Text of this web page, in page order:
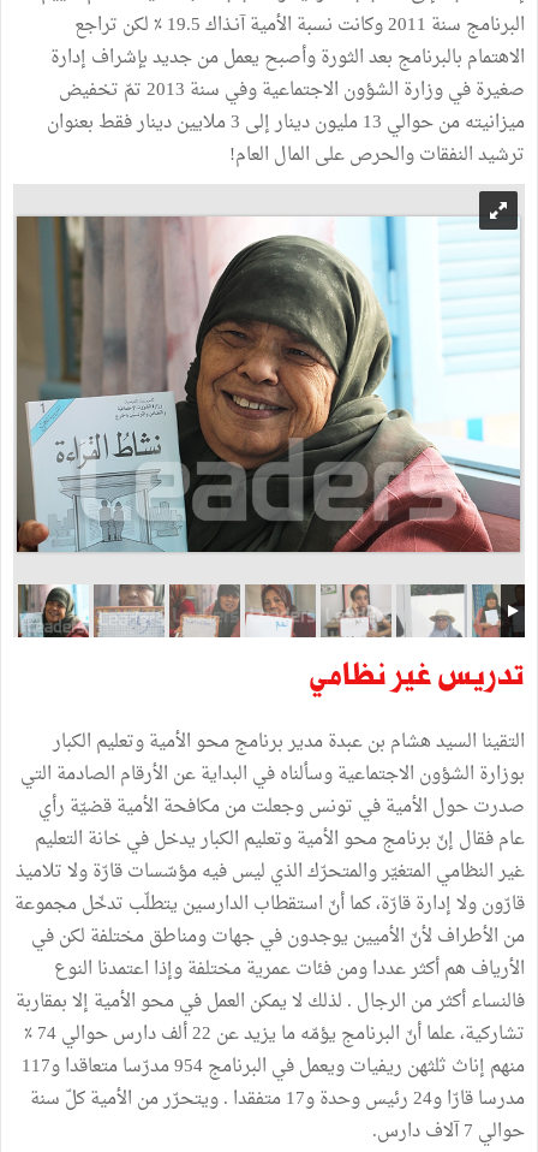
البرنامج سنة 2011 وكانت نسبة الأمية آنـذاك 19.5 ٪ لكن تراجع
الاهتمام بالبرنامج بعد الثورة وأصبح يعمل من جديد بإشراف إدارة
صغيرة في وزارة الشؤون الاجتماعية وفي سنة 2013 تمّ تخفيض
ميزانيته من حوالي 13 مليون دينار إلى 3 ملايين دينار فقط بعنوان
ترشيد النفقات والحرص على المال العام!
تدريس غير نظامي
التقينا السيد هشام بن عبدة مدير برنامج محو الأمية وتعليم الكبار
بوزارة الشؤون الاجتماعية وسألناه في البداية عن الأرقام الصادمة التي
صدرت حول الأمية في تونس وجعلت من مكافحة الأمية قضيّة رأي
عام فقال إنّ برنامج محو الأمية وتعليم الكبار يدخل في خانة التعليم
غير النظامي المتغيّر والمتحرّك الذي ليس فيه مؤسّسات قارّة ولا تلاميذ
قارّون ولا إدارة قارّة، كما أنّ استقطاب الدارسين يتطلّب تدخّل مجموعة
من الأطراف لأنّ الأميين يوجدون في جهات ومناطق مختلفة لكن في
الأرياف هم أكثر عددا ومن فئات عمرية مختلفة وإذا اعتمدنا النوع
فالنساء أكثر من الرجال . لذلك لا يمكن العمل في محو الأمية إلا بمقاربة
تشاركية، علما أنّ البرنامج يؤمّه ما يزيد عن 22 ألف دارس حوالي 74 ٪
منهم إناث ثلثهن ريفيات ويعمل في البرنامج 954 مدرّسا متعاقدا و117
مدرسا قارّا و24 رئيس وحدة و17 متفقدا . ويتحرّر من الأمية كلّ سنة
حوالي 7 آلاف دارس.